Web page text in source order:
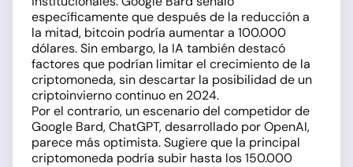
específicamente que después de la reducción a
la mitad, bitcoin podría aumentar a 100.000
dólares. Sin embargo, la IA también destacó
factores que podrían limitar el crecimiento de la
criptomoneda, sin descartar la posibilidad de un
criptoinvierno continuo en 2024.
Por el contrario, un escenario del competidor de
Google Bard, ChatGPT, desarrollado por OpenAI,
parece más optimista. Sugiere que la principal
criptomoneda podría subir hasta los 150.000